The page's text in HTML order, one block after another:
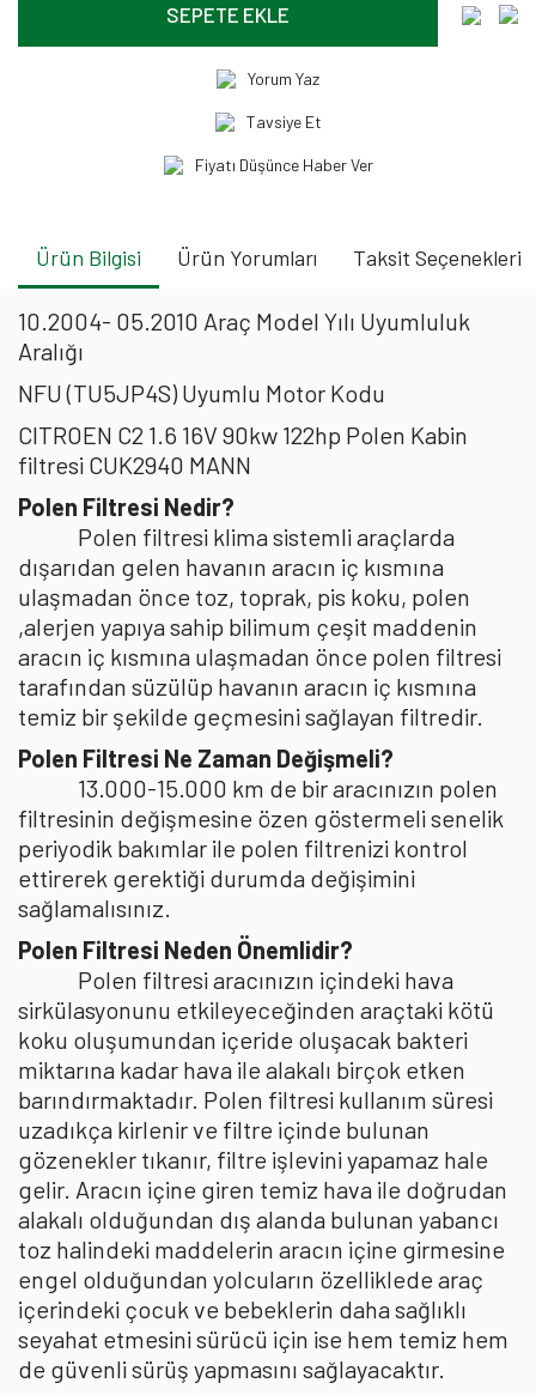
SEPETE EKLE
Yorum Yaz
Tavsiye Et
Fiyatı Düşünce Haber Ver
Ürün Bilgisi Ürün Yorumları Taksit Seçenekleri
10.2004- 05.2010 Araç Model Yılı Uyumluluk
Aralığı
NFU (TU5JP4S) Uyumlu Motor Kodu
CITROEN C2 1.6 16V 90kw 122hp Polen Kabin
filtresi CUK2940 MANN
Polen Filtresi Nedir?
Polen filtresi klima sistemli araçlarda
dışarıdan gelen havanın aracın iç kısmına
ulaşmadan önce toz, toprak, pis koku, polen
,alerjen yapıya sahip bilimum çeşit maddenin
aracın iç kısmına ulaşmadan önce polen filtresi
tarafından süzülüp havanın aracın iç kısmına
temiz bir şekilde geçmesini sağlayan filtredir.
Polen Filtresi Ne Zaman Değişmeli?
13.000-15.000 km de bir aracınızın polen
filtresinin değişmesine özen göstermeli senelik
periyodik bakımlar ile polen filtrenizi kontrol
ettirerek gerektiği durumda değişimini
sağlamalısınız.
Polen Filtresi Neden Önemlidir?
Polen filtresi aracınızın içindeki hava
sirkülasyonunu etkileyeceğinden araçtaki kötü
koku oluşumundan içeride oluşacak bakteri
miktarına kadar hava ile alakalı birçok etken
barındırmaktadır. Polen filtresi kullanım süresi
uzadıkça kirlenir ve filtre içinde bulunan
gözenekler tıkanır, filtre işlevini yapamaz hale
gelir. Aracın içine giren temiz hava ile doğrudan
alakalı olduğundan dış alanda bulunan yabancı
toz halindeki maddelerin aracın içine girmesine
engel olduğundan yolcuların özelliklede araç
içerindeki çocuk ve bebeklerin daha sağlıklı
seyahat etmesini sürücü için ise hem temiz hem
de güvenli sürüş yapmasını sağlayacaktır.